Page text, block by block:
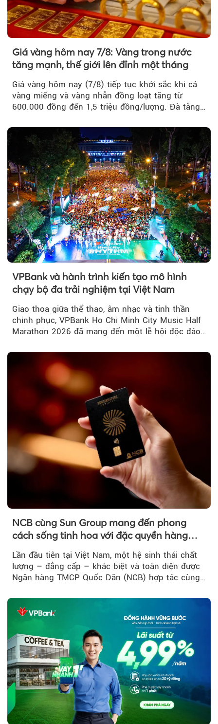
Giá vàng hôm nay 7/8: Vàng trong nước
tăng mạnh, thế giới lên đỉnh một tháng
Giá vàng hôm nay (7/8) tiếp tục khởi sắc khi cả
vàng miếng và vàng nhẫn đồng loạt tăng từ
600.000 đồng đến 1,5 triệu đồng/lượng. Đà tăng
vàng thế giới bứt phá lên mức cao nhất trong
một tháng.
VPBank và hành trình kiến tạo mô hình
chạy bộ đa trải nghiệm tại Việt Nam
Giao thoa giữa thể thao, âm nhạc và tinh thần
chinh phục, VPBank Ho Chi Minh City Music Half
Marathon 2026 đã mang đến một lễ hội độc đáo
NCB cùng Sun Group mang đến phong
cách sống tinh hoa với đặc quyền hàng
đầu Việt Nam
Lần đầu tiên tại Việt Nam, một hệ sinh thái chất
lượng – đẳng cấp – khác biệt và toàn diện được
Ngân hàng TMCP Quốc Dân (NCB) hợp tác cùng